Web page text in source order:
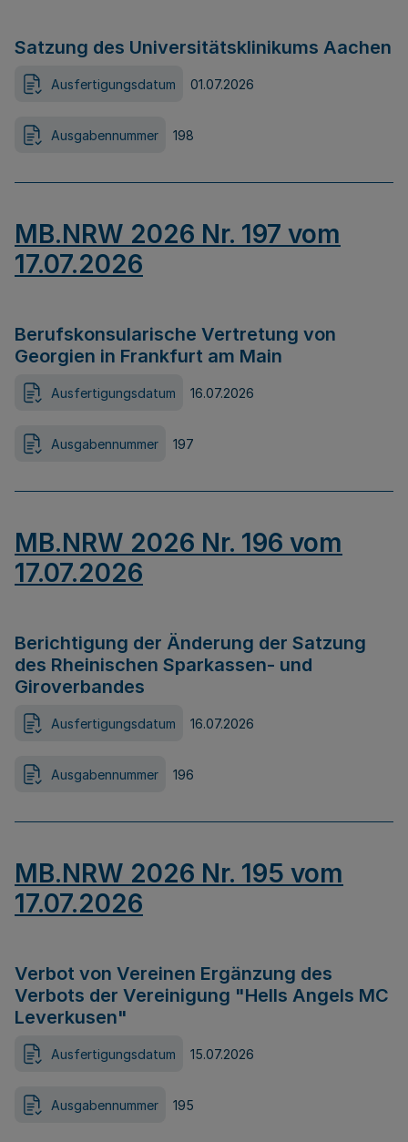
Satzung des Universitätsklinikums Aachen
Ausfertigungsdatum 01.07.2026
Ausgabennummer 198
MB.NRW 2026 Nr. 197 vom
17.07.2026
Berufskonsularische Vertretung von
Georgien in Frankfurt am Main
Ausfertigungsdatum 16.07.2026
Ausgabennummer 197
MB.NRW 2026 Nr. 196 vom
17.07.2026
Berichtigung der Änderung der Satzung
des Rheinischen Sparkassen- und
Giroverbandes
Ausfertigungsdatum 16.07.2026
Ausgabennummer 196
MB.NRW 2026 Nr. 195 vom
17.07.2026
Verbot von Vereinen Ergänzung des
Verbots der Vereinigung "Hells Angels MC
Leverkusen"
Ausfertigungsdatum 15.07.2026
Ausgabennummer 195